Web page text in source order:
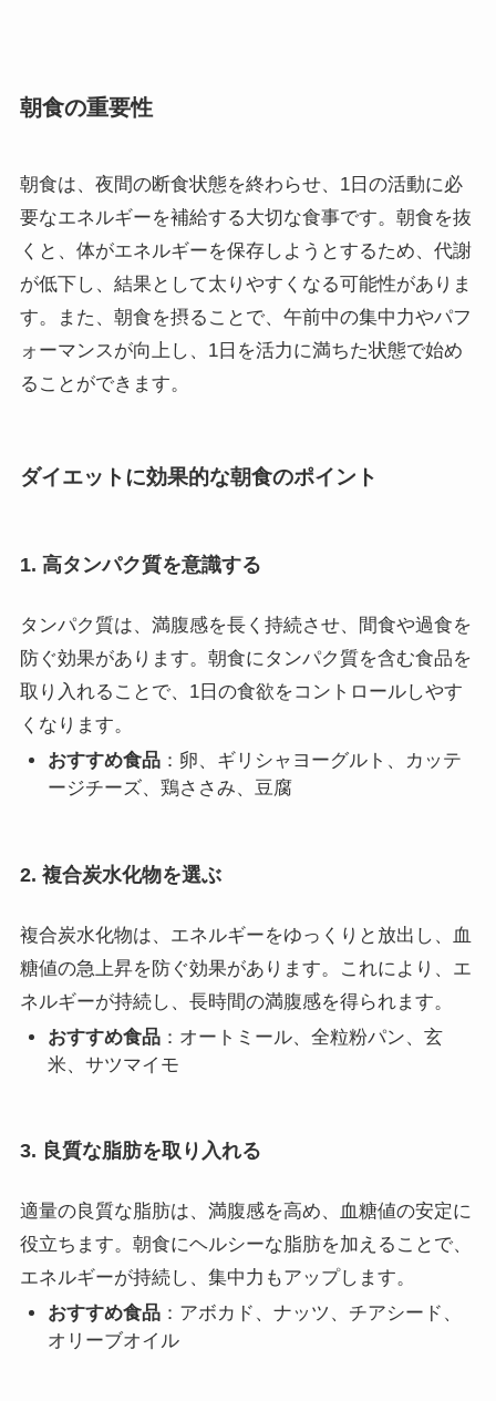
朝食の重要性
朝食は、夜間の断食状態を終わらせ、1日の活動に必
要なエネルギーを補給する大切な食事です。朝食を抜
くと、体がエネルギーを保存しようとするため、代謝
が低下し、結果として太りやすくなる可能性がありま
す。また、朝食を摂ることで、午前中の集中力やパフ
ォーマンスが向上し、1日を活力に満ちた状態で始め
ることができます。
ダイエットに効果的な朝食のポイント
1. 高タンパク質を意識する
タンパク質は、満腹感を長く持続させ、間食や過食を
防ぐ効果があります。朝食にタンパク質を含む食品を
取り入れることで、1日の食欲をコントロールしやす
くなります。
おすすめ食品 ：卵、ギリシャヨーグルト、カッテ
ージチーズ、鶏ささみ、豆腐
2. 複合炭水化物を選ぶ
複合炭水化物は、エネルギーをゆっくりと放出し、血
糖値の急上昇を防ぐ効果があります。これにより、エ
ネルギーが持続し、長時間の満腹感を得られます。
おすすめ食品 ：オートミール、全粒粉パン、玄
米、サツマイモ
3. 良質な脂肪を取り入れる
適量の良質な脂肪は、満腹感を高め、血糖値の安定に
役立ちます。朝食にヘルシーな脂肪を加えることで、
エネルギーが持続し、集中力もアップします。
おすすめ食品 ：アボカド、ナッツ、チアシード、
オリーブオイル